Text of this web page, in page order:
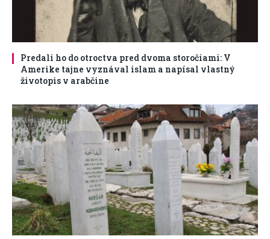
Predali ho do otroctva pred dvoma storočiami: V
Amerike tajne vyznával islam a napísal vlastný
životopis v arabčine